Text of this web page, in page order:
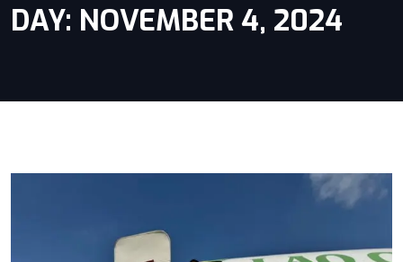
DAY: NOVEMBER 4, 2024